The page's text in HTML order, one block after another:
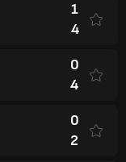
1
4
0
4
0
2